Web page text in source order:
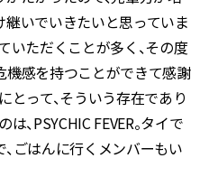
いでいきたいと思っていま
いただくことが多く、その度
感を持つことができて感謝
とって、そういう存在であり
、PSYCHIC FEVER。タイで
ごはんに行くメンバーもい